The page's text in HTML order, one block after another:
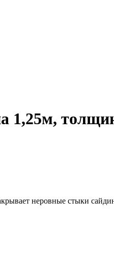
1,25м,
неровные стыки